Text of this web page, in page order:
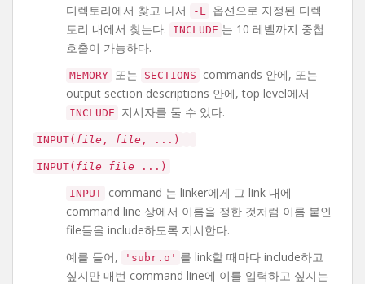
디렉토리에서 찾고 나서
-L
옵션으로 지정된 디렉
토리 내에서 찾는다.
INCLUDE 는 10 레벨까지 중첩
호출이 가능하다.
MEMORY 또는 SECTIONS
commands 안에, 또는
output section descriptions 안에, top level에서
INCLUDE 지시자를 둘 수 있다.
INPUT( file , file , ...)
INPUT( file file ...)
INPUT command 는 linker에게 그 link 내에
command line 상에서 이름을 정한 것처럼 이름 붙인
file들을 include하도록 지시한다.
예를 들어,
'subr.o' 를 link할 때마다 include하고
싶지만 매번 command line에 이를 입력하고 싶지는